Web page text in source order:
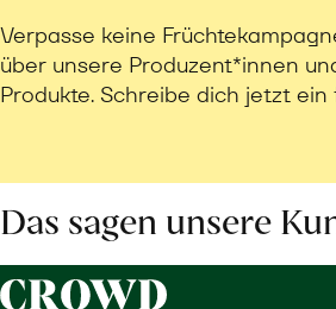
Verpasse keine
über unsere Produzent*innen
Produkte. Schreibe dich jetzt
Das sagen unsere